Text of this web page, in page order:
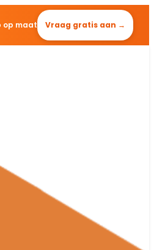
op maat Vraag gratis aan →